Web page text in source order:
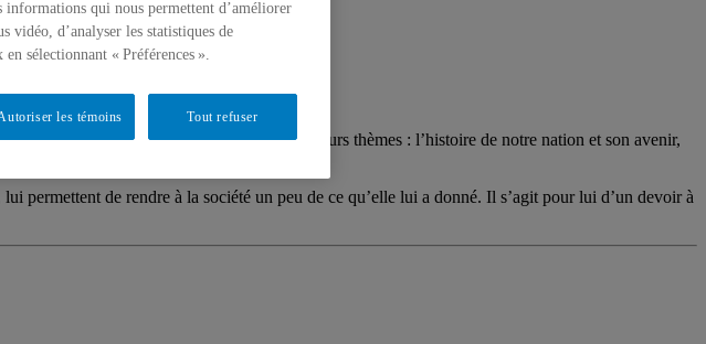
un ensemble de fragments autour de plusieurs thèmes : l’histoire de notre nation et son avenir,
et ainsi de suite.
lui permettent de rendre à la société un peu de ce qu’elle lui a donné. Il s’agit pour lui d’un devoir à
qui nous permettent d’améliorer
vidéo, d’analyser les statistiques de
sélectionnant « Préférences ».
Tout refuser
les témoins